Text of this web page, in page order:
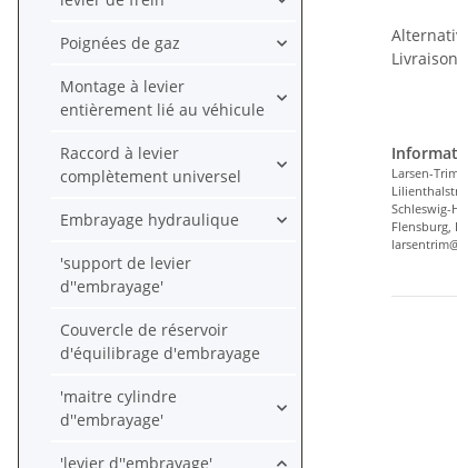
Larsen-
Schleswig-
Flensburg,
Poignées de gaz
Montage à levier
entièrement lié au véhicule
Raccord à levier
complètement universel
Embrayage hydraulique
'support de levier
d''embrayage'
Couvercle de réservoir
d'équilibrage d'embrayage
'maitre cylindre
d''embrayage'
'levier d''embrayage'